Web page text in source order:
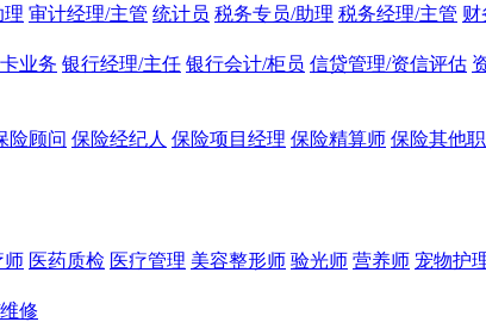
理 审计经理/主管 统计员 税务专员/助理 税务经理/主管 财
业务 银行经理/主任 银行会计/柜员 信贷管理/资信评估
险顾问 保险经纪人 保险项目经理 保险精算师 保险其他
师 医药质检 医疗管理 美容整形师 验光师 营养师 宠物护
修